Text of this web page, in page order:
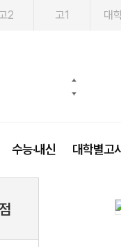
2 고1 대
!
수능·내신 대학별고